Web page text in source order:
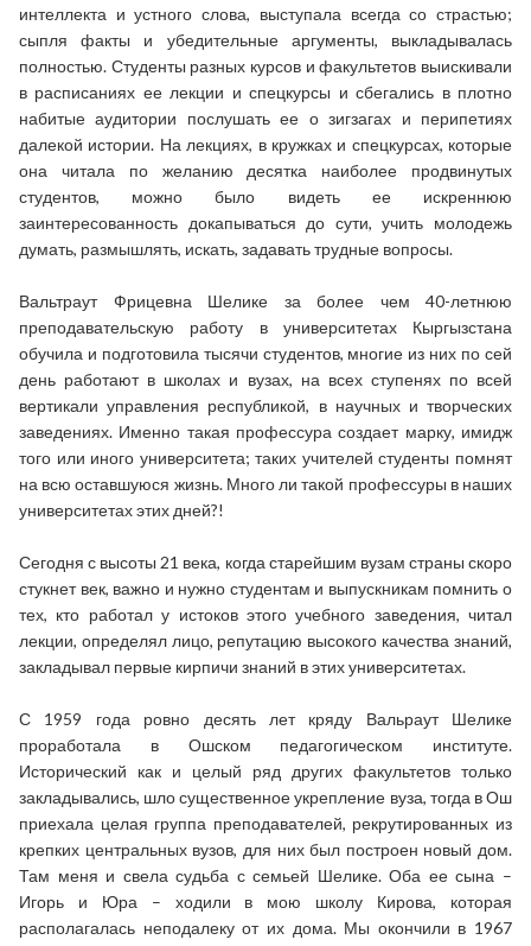
интеллекта и устного слова, выступала всегда со страстью;
сыпля факты и убедительные аргументы, выкладывалась
полностью. Студенты разных курсов и факультетов выискивали
в расписаниях ее лекции и спецкурсы и сбегались в плотно
набитые аудитории послушать ее о зигзагах и перипетиях
далекой истории. На лекциях, в кружках и спецкурсах, которые
она читала по желанию десятка наиболее продвинутых
студентов, можно было видеть ее искреннюю
заинтересованность докапываться до сути, учить молодежь
думать, размышлять, искать, задавать трудные вопросы.
Вальтраут Фрицевна Шелике за более чем 40-летнюю
преподавательскую работу в университетах Кыргызстана
обучила и подготовила тысячи студентов, многие из них по сей
день работают в школах и вузах, на всех ступенях по всей
вертикали управления республикой, в научных и творческих
заведениях. Именно такая профессура создает марку, имидж
того или иного университета; таких учителей студенты помнят
на всю оставшуюся жизнь. Много ли такой профессуры в наших
университетах этих дней?!
Сегодня с высоты 21 века, когда старейшим вузам страны скоро
стукнет век, важно и нужно студентам и выпускникам помнить о
тех, кто работал у истоков этого учебного заведения, читал
лекции, определял лицо, репутацию высокого качества знаний,
закладывал первые кирпичи знаний в этих университетах.
С 1959 года ровно десять лет кряду Вальраут Шелике
проработала в Ошском педагогическом институте.
Исторический как и целый ряд других факультетов только
закладывались, шло существенное укрепление вуза, тогда в Ош
приехала целая группа преподавателей, рекрутированных из
крепких центральных вузов, для них был построен новый дом.
Там меня и свела судьба с семьей Шелике. Оба ее сына –
Игорь и Юра – ходили в мою школу Кирова, которая
располагалась неподалеку от их дома. Мы окончили в 1967